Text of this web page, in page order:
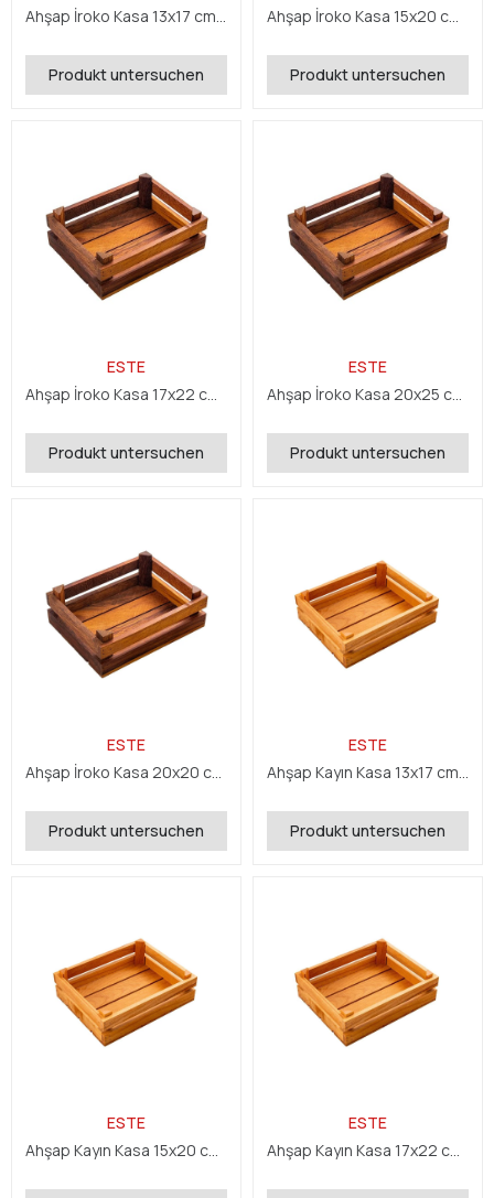
Ahşap İroko Kasa 13x17 cm H:7 cm
Produkt untersuchen
Ahşap İroko Kasa 15x20 cm H:7 cm
Produkt untersuchen
ESTE
Ahşap İroko Kasa 17x22 cm H:7 cm
Produkt untersuchen
ESTE
Ahşap İroko Kasa 20x25 cm H:7 cm
Produkt untersuchen
ESTE
Ahşap İroko Kasa 20x20 cm H:10 cm
Produkt untersuchen
ESTE
Ahşap Kayın Kasa 13x17 cm H:7 cm
Produkt untersuchen
ESTE
Ahşap Kayın Kasa 15x20 cm H:7 cm
ESTE
Ahşap Kayın Kasa 17x22 cm H:7 cm